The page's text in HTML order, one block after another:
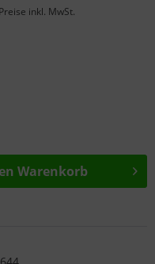
inkl. MwSt.
Warenkorb